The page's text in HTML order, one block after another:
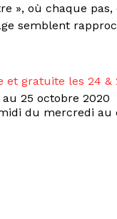
», où chaque
semblent
et gratuite les 24 &
25 octobre 2020
du mercredi au